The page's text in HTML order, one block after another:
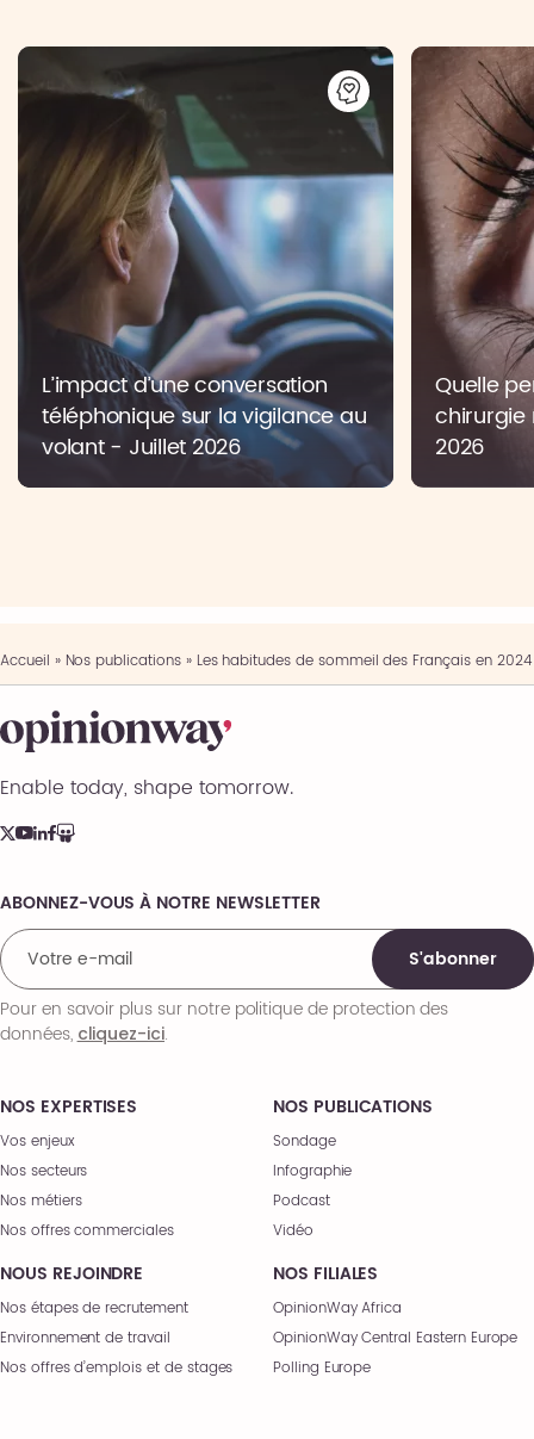
L’impact d’une conversation
téléphonique sur la vigilance au
volant - Juillet 2026
Quelle
2026
Accueil » Nos publications» Les habitudes de sommeil des Français en 2024
Enable today, shape tomorrow.
NOS EXPERTISES
Vos enjeux
Nos secteurs
Nos métiers
Nos offres commerciales
NOS PUBLICATIONS
Sondage
Infographie
Podcast
Vidéo
NOUS REJOINDRE
Nos étapes de recrutement
Environnement de travail
Nos offres d’emplois et de stages
NOS FILIALES
OpinionWay Africa
OpinionWay Central Eastern Europe
Polling Europe
Comments
ABONNEZ-VOUS À NOTRE NEWSLETTER
S'abonner
Pour en savoir plus sur notre politique de protection des
données,cliquez-ici.